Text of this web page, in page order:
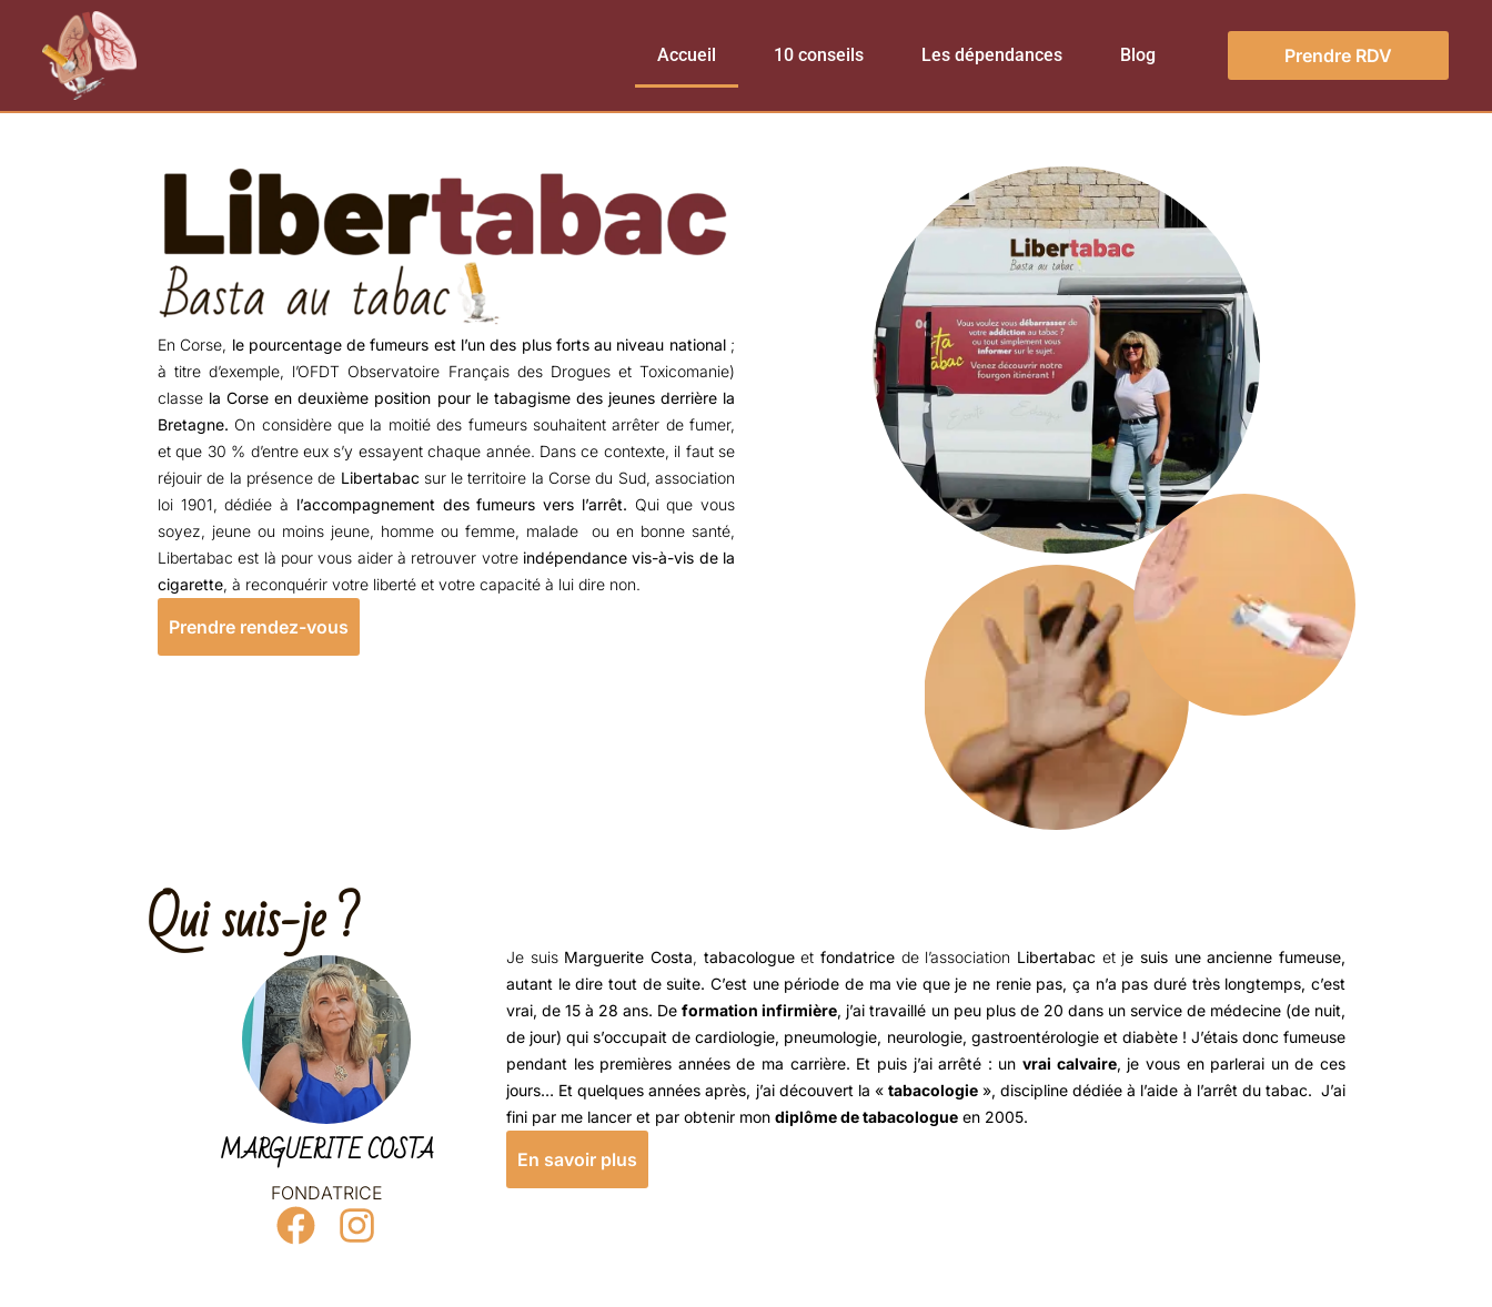
Accueil 10 conseils Les dépendances Blog Prendre RDV
En Corse, le pourcentage de fumeurs est l’un des plus forts au niveau national;
à titre d’exemple, l’OFDT Observatoire Français des Drogues et Toxicomanie)
classe la Corse en deuxième position pour le tabagisme des jeunes derrière la
Bretagne. On considère que la moitié des fumeurs souhaitent arrêter de fumer,
et que 30 % d’entre eux s’y essayent chaque année. Dans ce contexte, il faut se
réjouir de la présence de Libertabacsur le territoire la Corse du Sud, association
loi 1901, dédiée à l’accompagnement des fumeurs vers l’arrêt. Qui que vous
soyez, jeune ou moins jeune, homme ou femme, malade ou en bonne santé,
Libertabac est là pour vous aider à retrouver votreindépendance vis-à-vis de la
cigarette, à reconquérir votre liberté et votre capacité à lui dire non.
Prendre rendez-vous
Qui suis-je ?
MARGUERITE COSTA
FONDATRICE
Je suis Marguerite Costa, tabacologueetfondatrice de l’association Libertabac et je suis une ancienne fumeuse,
autant le dire tout de suite. C’est une période de ma vie que je ne renie pas, ça n’a pas duré très longtemps, c’est
vrai, de 15 à 28 ans. Deformation infirmière, j’ai travaillé un peu plus de 20 dans un service de médecine (de nuit,
de jour) qui s’occupait de cardiologie, pneumologie, neurologie, gastroentérologie et diabète ! J’étais donc fumeuse
pendant les premières années de ma carrière. Et puis j’ai arrêté : unvrai calvaire, je vous en parlerai un de ces
jours… Et quelques années après, j’ai découvert la « tabacologie», discipline dédiée à l’aide à l’arrêt du tabac. J’ai
fini par me lancer et par obtenir mon diplôme de tabacologue en 2005.
En savoir plus